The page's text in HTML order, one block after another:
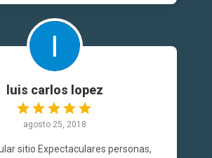
luis carlos lopez
agosto 25, 2018
sitio Expectaculares personas,